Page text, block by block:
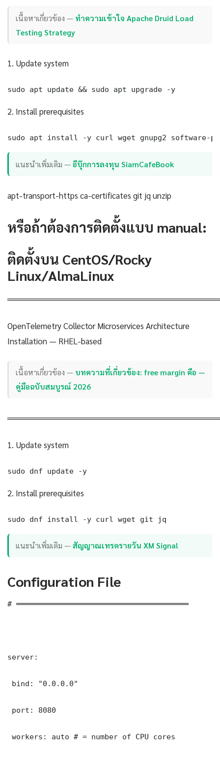
เนื้อหาเกี่ยวข้อง — ทำความเข้าใจ Apache Druid Load
Testing Strategy
1. Update system
sudo apt update && sudo apt upgrade -y
2. Install prerequisites
sudo apt install -y curl wget gnupg2 software-
แนะนำเพิ่มเติม —อีบุ๊กการลงทุน SiamCafeBook
apt-transport-https ca-certificates git jq unzip
หรือถ้าต้องการติดตั้งแบบ manual:
ติดตั้งบน CentOS/Rocky
Linux/AlmaLinux
OpenTelemetry Collector Microservices Architecture
Installation — RHEL-based
เนื้อหาเกี่ยวข้อง — บทความที่เกี่ยวข้อง: free margin คือ —
คู่มือฉบับสมบูรณ์ 2026
1. Update system
sudo dnf update -y
2. Install prerequisites
sudo dnf install -y curl wget git jq
แนะนำเพิ่มเติม —สัญญาณเทรดรายวัน XM Signal
Configuration File
# ═══════════════════════════════════════
server:
bind: "0.0.0.0"
port: 8080
workers: auto # = number of CPU cores